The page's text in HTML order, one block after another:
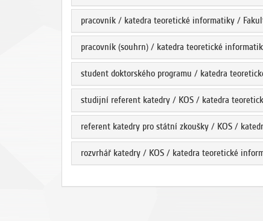
pracovník / katedra teoretické informatiky /
pracovník (souhrn) / katedra teoretické
student doktorského programu / katedra
studijní referent katedry / KOS / katedra
referent katedry pro státní zkoušky / KOS /
rozvrhář katedry / KOS / katedra teoretické